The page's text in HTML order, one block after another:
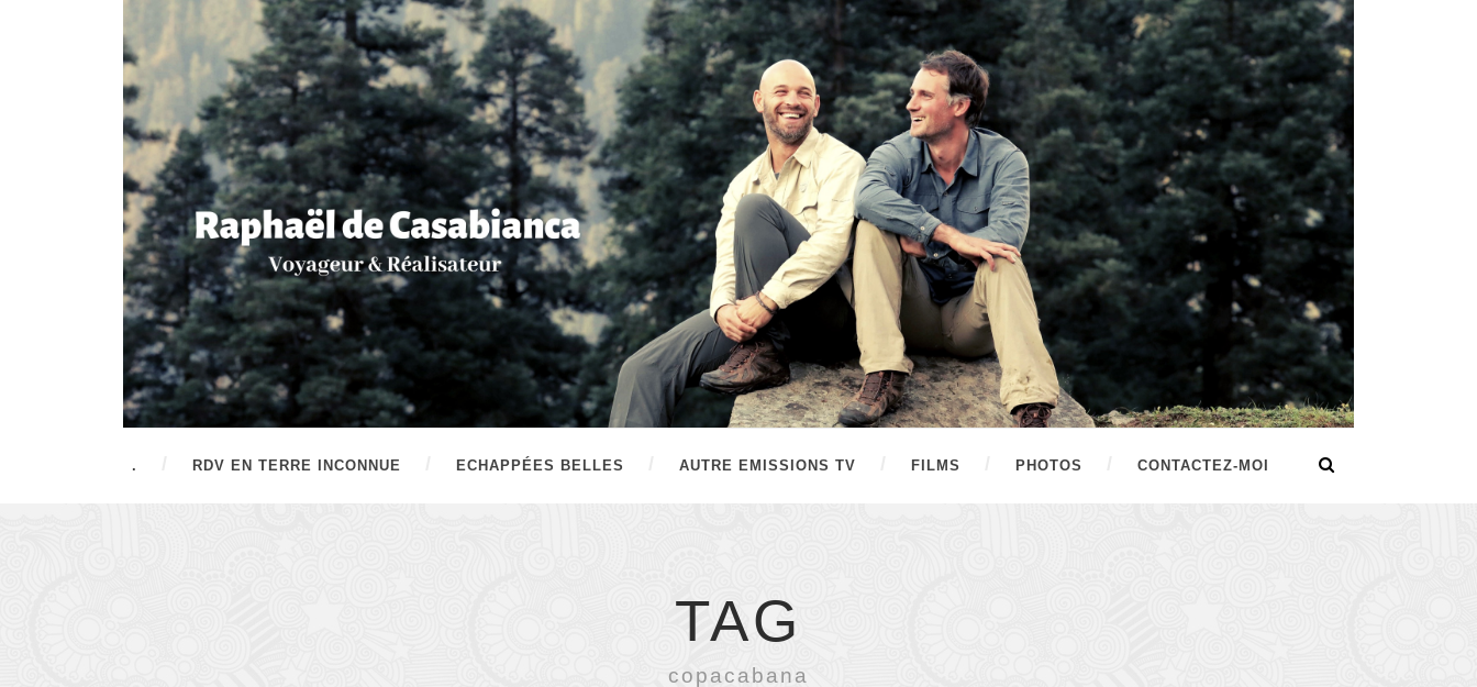
. RDV EN TERRE INCONNUE ECHAPPÉES BELLES AUTRE EMISSIONS TV FILMS PHOTOS CONTACTEZ-MOI
TAG
copacabana